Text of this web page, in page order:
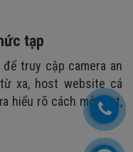
tạp
truy cập camera an
xa, host website cá
hiểu rõ cách mở port,